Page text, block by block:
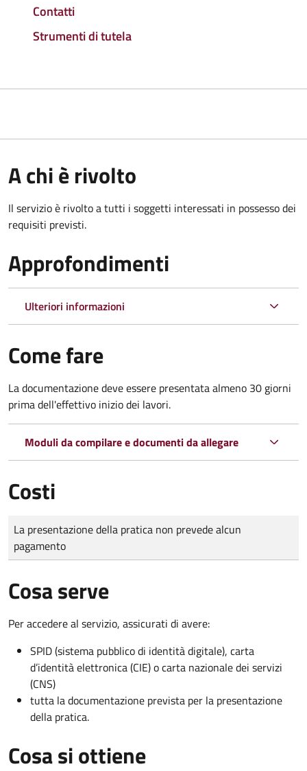
Contatti
Strumenti di tutela
A chi è rivolto
Il servizio è rivolto a tutti i soggetti interessati in possesso dei
requisiti previsti.
Approfondimenti
Ulteriori informazioni
Come fare
La documentazione deve essere presentataalmeno 30 giorni
prima dell'effettivo inizio dei lavori.
Moduli da compilare e documenti da allegare
Costi
Tipo di pagamento
Importo
La presentazione della pratica non prevede alcun
pagamento
Cosa serve
Per accedere al servizio, assicurati di avere:
SPID (sistema pubblico di identità digitale), carta
d’identità elettronica (CIE) o carta nazionale dei servizi
(CNS)
tutta la documentazione prevista per la presentazione
della pratica.
Cosa si ottiene